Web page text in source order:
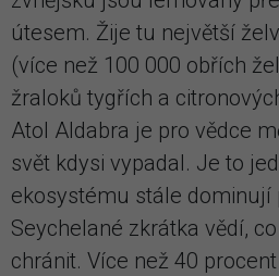
útesem. Žije tu největší
(více než 100 000 obřích
žraloků tygřích a
Atol Aldabra je pro vědce
svět kdysi vypadal. Je to
ekosystému stále dominují
Seychelané zkrátka vědí,
chránit. Více než 40